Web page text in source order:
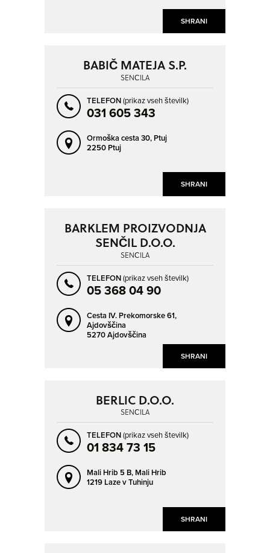
SHRANI
SHRANI
BABIČ MATEJA S.P.
SENČILA
TELEFON(prikaz vseh številk)
031 605 343
Ormoška cesta 30, Ptuj
2250 Ptuj
SHRANI
BARKLEM PROIZVODNJA
SENČIL D.O.O.
SENČILA
TELEFON(prikaz vseh številk)
05 368 04 90
Cesta IV. Prekomorske 61,
Ajdovščina
5270 Ajdovščina
SHRANI
BERLIC D.O.O.
SENČILA
TELEFON(prikaz vseh številk)
01 834 73 15
Mali Hrib 5 B, Mali Hrib
1219 Laze v Tuhinju